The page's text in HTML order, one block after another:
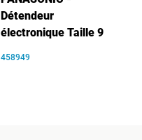
Détendeur
électronique Taille 9
458949